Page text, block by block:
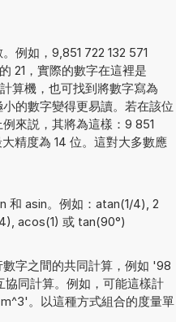
例如，9,851 722 132 571
21，實際的數字在這裡是
算機，也可找到將數字寫為
的數字變得更易讀。若在該位
來説，其將為這樣：9 851
精度為 14 位。這對大多數應
和 asin。例如：atan(1/4), 2
acos(1) 或 tan(90°)
字之間的共同計算，例如 '98
同計算。例如，可能這樣計
。以這種方式組合的度量單